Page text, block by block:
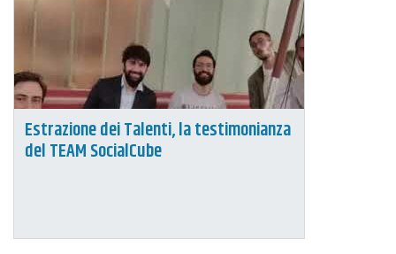
Estrazione dei Talenti, la testimonianza
del TEAM SocialCube